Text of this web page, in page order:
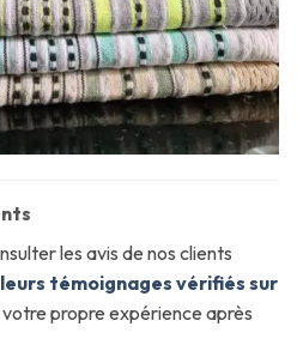
les avis de nos clients
témoignages vérifiés sur
propre expérience après